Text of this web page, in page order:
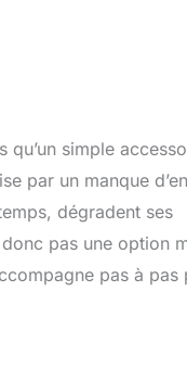
simple
par un manque
dégradent ses
pas une option
pas à pas